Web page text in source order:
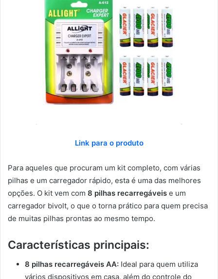
Link para o produto
Para aqueles que procuram um kit completo, com várias
pilhas e um carregador rápido, esta é uma das melhores
opções. O kit vem com 8 pilhas recarregáveis e um
carregador bivolt, o que o torna prático para quem precisa
de muitas pilhas prontas ao mesmo tempo.
Características principais:
8 pilhas recarregáveis AA: Ideal para quem utiliza
vários dispositivos em casa, além do controle do